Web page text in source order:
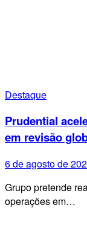
Destaque
Prudential
em revisão
6 de agosto de
Grupo pretende
operações em…